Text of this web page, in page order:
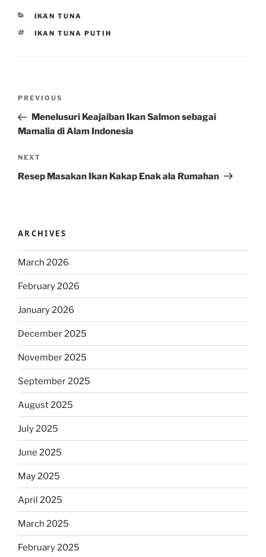
CATEGORIES
IKAN TUNA
TAGS
IKAN TUNA PUTIH
Previous
Post
PREVIOUS
Menelusuri Keajaiban Ikan Salmon sebagai
Mamalia di Alam Indonesia
Next
Post
NEXT
Resep Masakan Ikan Kakap Enak ala Rumahan
ARCHIVES
March 2026
February 2026
January 2026
December 2025
November 2025
September 2025
August 2025
July 2025
June 2025
May 2025
April 2025
March 2025
February 2025